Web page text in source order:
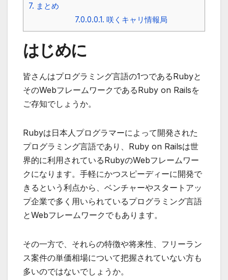
7. まとめ
7.0.0.0.1. 咲くキャリ情報局
はじめに
皆さんはプログラミング言語の1つであるRubyと
そのWebフレームワークであるRuby on Railsを
ご存知でしょうか。
Rubyは日本人プログラマーによって開発された
プログラミング言語であり、Ruby on Railsは世
界的に利用されているRubyのWebフレームワー
クになります。手軽にかつスピーディーに開発で
きるという利点から、ベンチャーやスタートアッ
プ企業で多く用いられているプログラミング言語
とWebフレームワークでもあります。
その一方で、それらの特徴や将来性、フリーラン
ス案件の単価相場について把握されていない方も
多いのではないでしょうか。